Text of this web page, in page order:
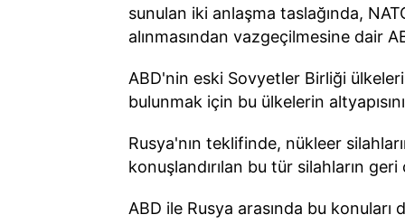
sunulan iki anlaşma taslağında,
alınmasından vazgeçilmesine dair
ABD'nin eski Sovyetler Birliği
bulunmak için bu ülkelerin
Rusya'nın teklifinde, nükleer
konuşlandırılan bu tür silahların
ABD ile Rusya arasında bu